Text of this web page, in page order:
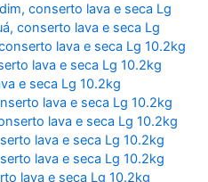
,conserto lava e seca Lg
,conserto lava e seca Lg
lava e seca Lg 10.2kg
lava e seca Lg 10.2kg
e seca Lg 10.2kg
lava e seca Lg 10.2kg
lava e seca Lg 10.2kg
lava e seca Lg 10.2kg
lava e seca Lg 10.2kg
lava e seca Lg 10.2kg